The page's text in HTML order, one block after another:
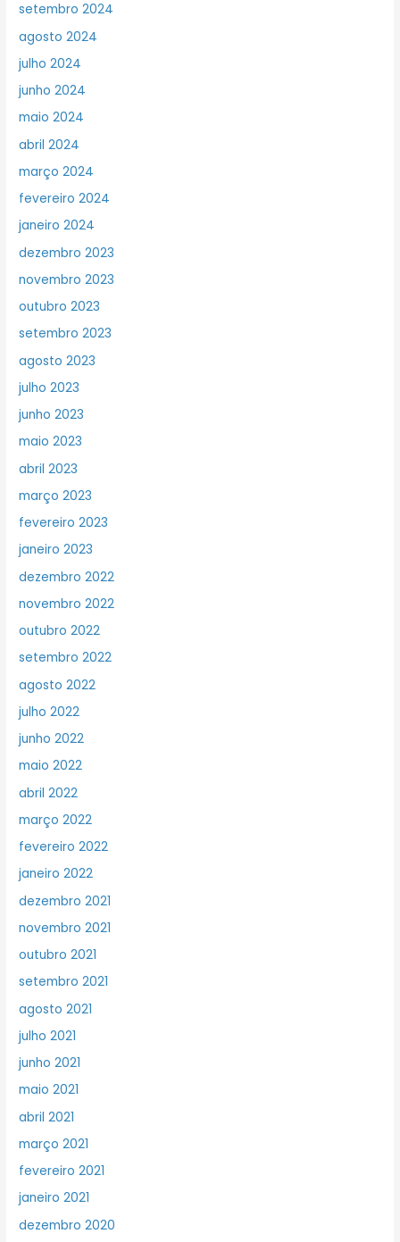
setembro 2024
agosto 2024
julho 2024
junho 2024
maio 2024
abril 2024
março 2024
fevereiro 2024
janeiro 2024
dezembro 2023
novembro 2023
outubro 2023
setembro 2023
agosto 2023
julho 2023
junho 2023
maio 2023
abril 2023
março 2023
fevereiro 2023
janeiro 2023
dezembro 2022
novembro 2022
outubro 2022
setembro 2022
agosto 2022
julho 2022
junho 2022
maio 2022
abril 2022
março 2022
fevereiro 2022
janeiro 2022
dezembro 2021
novembro 2021
outubro 2021
setembro 2021
agosto 2021
julho 2021
junho 2021
maio 2021
abril 2021
março 2021
fevereiro 2021
janeiro 2021
dezembro 2020